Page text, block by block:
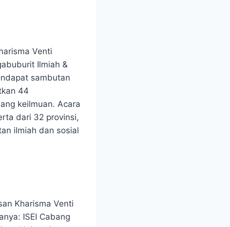
Venti
Ilmiah &
sambutan
44
keilmuan. Acara
dari 32 provinsi,
ilmiah dan sosial
Kharisma Venti
ISEI Cabang